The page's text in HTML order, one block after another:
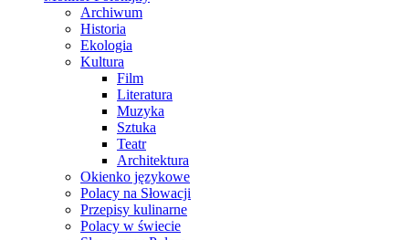
Archiwum
Historia
Ekologia
Kultura
Film
Literatura
Muzyka
Sztuka
Teatr
Architektura
Okienko językowe
Polacy na Słowacji
Przepisy kulinarne
Polacy w świecie